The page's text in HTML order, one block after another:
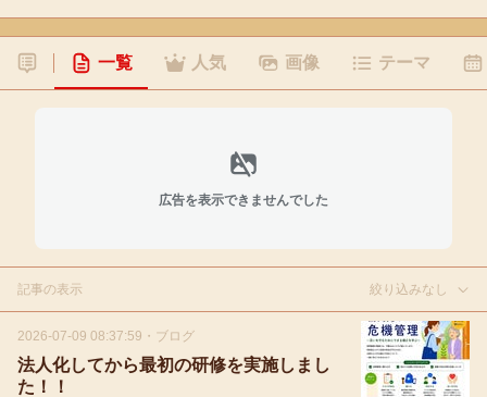
一覧 人気 画像 テーマ
広告を表示できませんでした
記事の表示 絞り込みなし
2026-07-09 08:37:59 ・ ブログ
法人化してから最初の研修を実施しまし
た！！